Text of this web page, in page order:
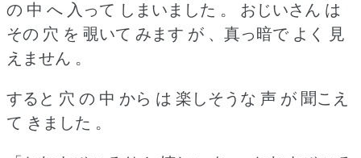
の 中 へ 入って しまいました 。
おじいさん は
その 穴 を 覗いて みます が 、真っ暗で よく 見
えません 。
すると 穴 の 中 から は 楽しそうな 声 が 聞こえ
て きました 。